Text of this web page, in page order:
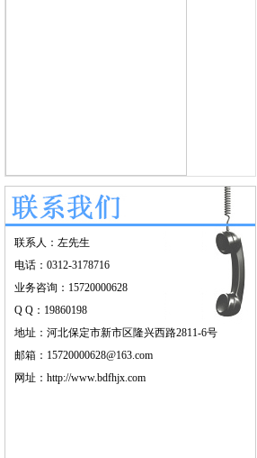
联系人：左先生
电话：0312-3178716
业务咨询：15720000628
Q Q：19860198
地址：河北保定市新市区隆兴西路2811-6号
邮箱：15720000628@163.com
网址： http://www.bdfhjx.com